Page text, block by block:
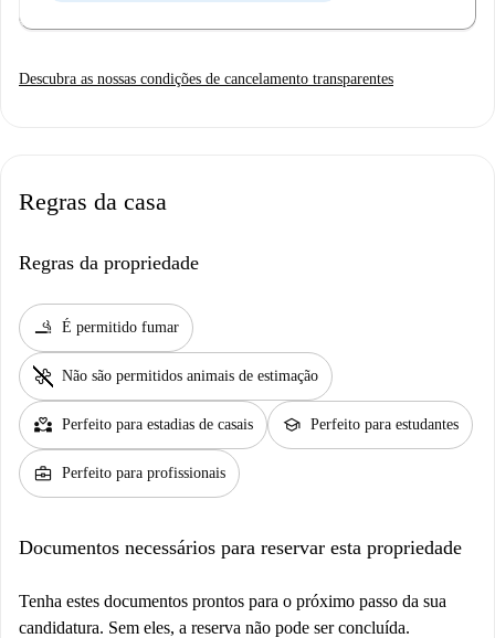
Descubra as nossas condições de cancelamento transparentes
Regras da casa
Regras da propriedade
smoking_rooms É permitido fumar
pet_supplies Não são permitidos animais de estimação
partner_heart Perfeito para estadias de casais school Perfeito para estudantes
business_center Perfeito para profissionais
Documentos necessários para reservar esta propriedade
Tenha estes documentos prontos para o próximo passo da sua
candidatura. Sem eles, a reserva não pode ser concluída.